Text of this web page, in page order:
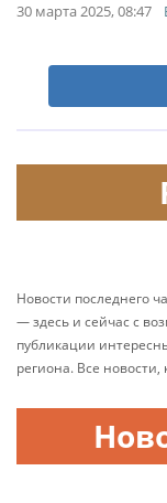
30 марта 2025, 08:47
Новости последнего
— здесь и сейчас с
публикации
региона. Все